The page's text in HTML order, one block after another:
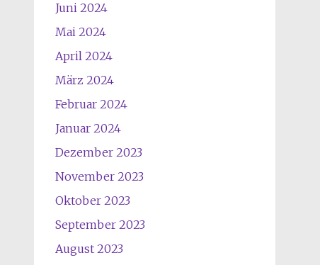
Juni 2024
Mai 2024
April 2024
März 2024
Februar 2024
Januar 2024
Dezember 2023
November 2023
Oktober 2023
September 2023
August 2023